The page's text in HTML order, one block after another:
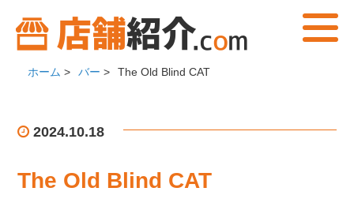
ホーム > バー > The Old Blind CAT
2024.10.18
The Old Blind CAT